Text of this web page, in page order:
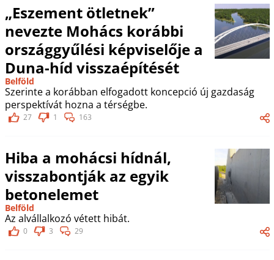
„Eszement ötletnek”
nevezte Mohács korábbi
országgyűlési képviselője a
Duna-híd visszaépítését
Belföld
Szerinte a korábban elfogadott koncepció új gazdaság
perspektívát hozna a térségbe.
27 1 163
Hiba a mohácsi hídnál,
visszabontják az egyik
betonelemet
Belföld
Az alvállalkozó vétett hibát.
0 3 29